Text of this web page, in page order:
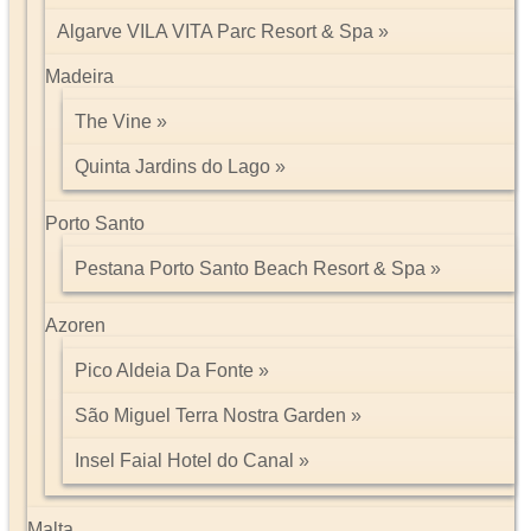
Algarve VILA VITA Parc Resort & Spa
Madeira
The Vine
Quinta Jardins do Lago
Porto Santo
Pestana Porto Santo Beach Resort & Spa
Azoren
Pico Aldeia Da Fonte
São Miguel Terra Nostra Garden
Insel Faial Hotel do Canal